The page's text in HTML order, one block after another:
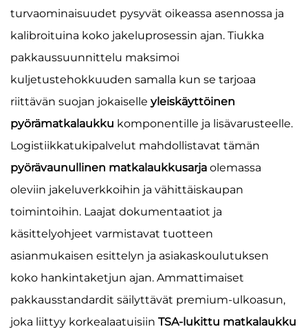
turvaominaisuudet pysyvät oikeassa asennossa ja
kalibroituina koko jakeluprosessin ajan. Tiukka
pakkaussuunnittelu maksimoi
kuljetustehokkuuden samalla kun se tarjoaa
riittävän suojan jokaiselle yleiskäyttöinen
pyörämatkalaukku komponentille ja lisävarusteelle.
Logistiikkatukipalvelut mahdollistavat tämän
pyörävaunullinen matkalaukkusarja olemassa
oleviin jakeluverkkoihin ja vähittäiskaupan
toimintoihin. Laajat dokumentaatiot ja
käsittelyohjeet varmistavat tuotteen
asianmukaisen esittelyn ja asiakaskoulutuksen
koko hankintaketjun ajan. Ammattimaiset
pakkausstandardit säilyttävät premium-ulkoasun,
joka liittyy korkealaatuisiin TSA-lukittu matkalaukku